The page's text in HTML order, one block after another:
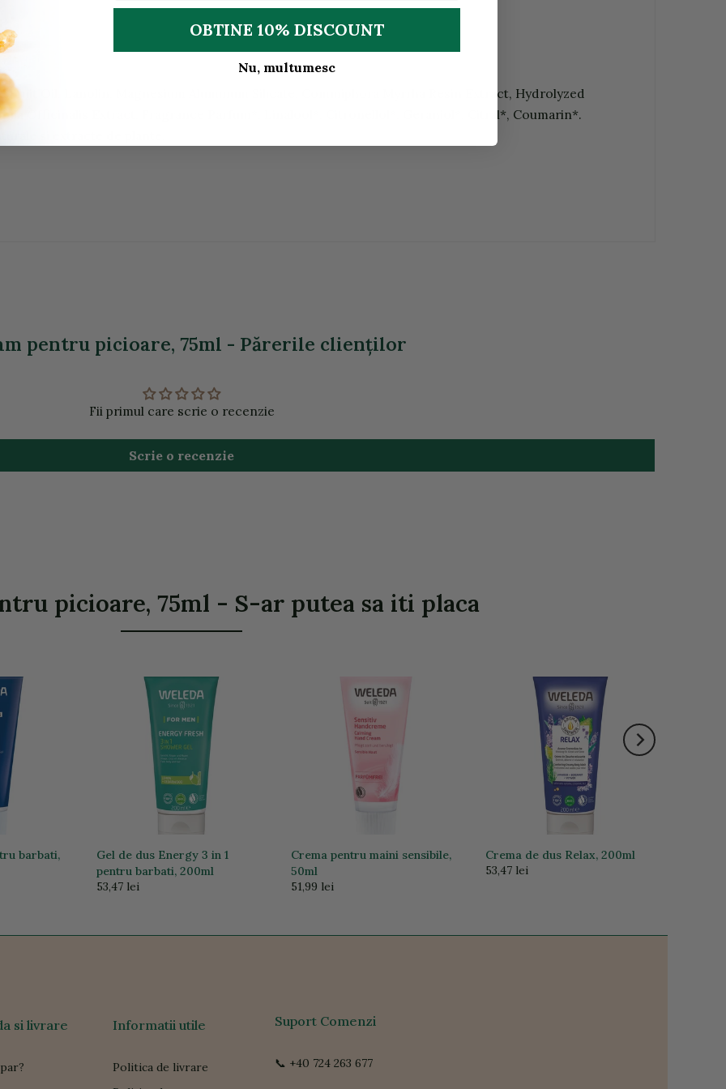
Fruit Oil, Lanolin, Magnesium Aluminum Silicate, Commiphora Myrrha Resin Extract, Hydrolyzed
Officinalis Extract, Fragrance Parfum*, Linalool*, Citronellol*, Geraniol*, Citral*, Coumarin*.
si extracte de plante.
pentru picioare, 75ml - Părerile clienţilor
Fii primul care scrie o recenzie
Scrie o recenzie
picioare, 75ml - S-ar putea sa iti placa
barbati,
Gel de dus Energy 3 in 1
pentru barbati, 200ml
53,47 lei
Crema pentru maini sensibile,
50ml
51,99 lei
Crema de dus Relax, 200ml
53,47 lei
si livrare Informatii utile
Politica de livrare
Suport Comenzi
📞 +40 724 263 677
OBTINE 10% DISCOUNT
Nu, multumesc